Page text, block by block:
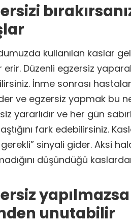
kullanılan kaslar
erir. Düzenli egzersiz
İnme sonrası
ve egzersiz yapmak bu
yararlıdır ve her gün
fark edebilirsiniz.
sinyali gider. Aksi
düşündüğü
unutabilir